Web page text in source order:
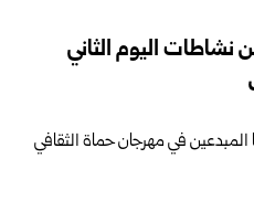
اليوم الثاني